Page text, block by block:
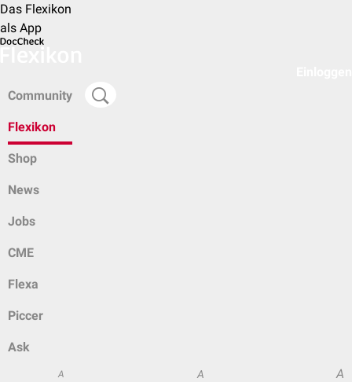
Das Flexikon
als App
Community
Flexikon
Shop
News
Jobs
CME
Flexa
Piccer
Ask
A A A